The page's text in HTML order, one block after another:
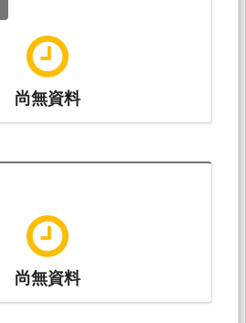
尚無資料
尚無資料